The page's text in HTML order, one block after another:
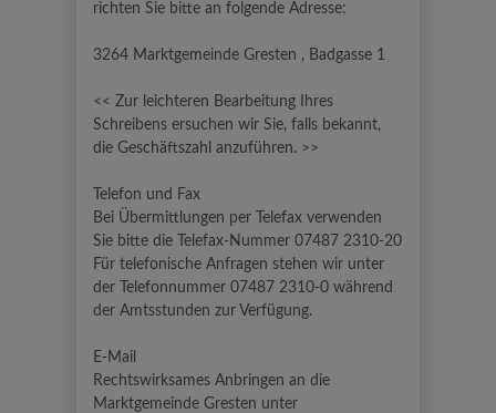
richten Sie bitte an folgende Adresse:
3264 Marktgemeinde Gresten , Badgasse 1
<< Zur leichteren Bearbeitung Ihres
Schreibens ersuchen wir Sie, falls bekannt,
die Geschäftszahl anzuführen. >>
Telefon und Fax
Bei Übermittlungen per Telefax verwenden
Sie bitte die Telefax-Nummer 07487 2310-20
Für telefonische Anfragen stehen wir unter
der Telefonnummer 07487 2310-0 während
der Amtsstunden zur Verfügung.
E-Mail
Rechtswirksames Anbringen an die
Marktgemeinde Gresten unter